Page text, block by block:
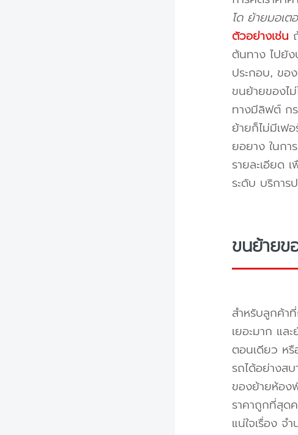
โด ย้ายมอเ
ตัวอย่างเช่น
ต้นทาง ไปยั
ประกอบ, ขอ
ขนย้ายของไ
ทางมีลิฟต์ ก
ย้ายก็ไม่มีเฟ
ยอยาง ในกา
รายละเอียด
ระดับ บริการ
ขนย้ายข
สำหรับลูกค้า
เยอะมาก แล
ตอนเดียว หรื
รถได้อย่างส
ของย้ายห้อง
ราคาถูกที่สุด
แน่ใจเรื่อง จ